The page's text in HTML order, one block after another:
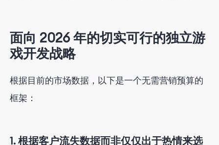
面向 2026 年的切实可行的独立游
戏开发战略
根据目前的市场数据，以下是一个无需营销预算的
框架：
1. 根据客户流失数据而非仅仅出于热情来选